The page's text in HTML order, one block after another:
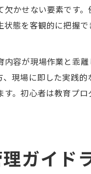
かせない要素です
態を客観的に把握
容が現場作業と乖
現場に即した実践
。初心者は教育プ
ガイド